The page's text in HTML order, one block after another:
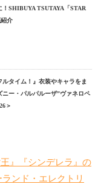
SHIBUYA TSUTAYA「STAR
介
ルタイム！』衣装やキャラをま
ー・パルパルーザ”ヴァネロペ
＞
』『シンデレラ』の
ンド・エレクトリ